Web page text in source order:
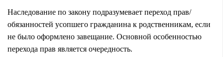
Наследование по закону подразумевает переход прав/
обязанностей усопшего гражданина к родственникам, если
не было оформлено завещание. Основной особенностью
перехода прав является очередность.